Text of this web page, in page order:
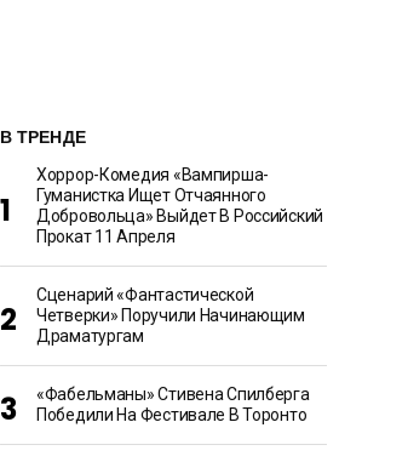
В ТРЕНДЕ
Хоррор-Комедия «Вампирша-
Гуманистка Ищет Отчаянного
Добровольца» Выйдет В Российский
Прокат 11 Апреля
Сценарий «Фантастической
Четверки» Поручили Начинающим
Драматургам
«Фабельманы» Стивена Спилберга
Победили На Фестивале В Торонто